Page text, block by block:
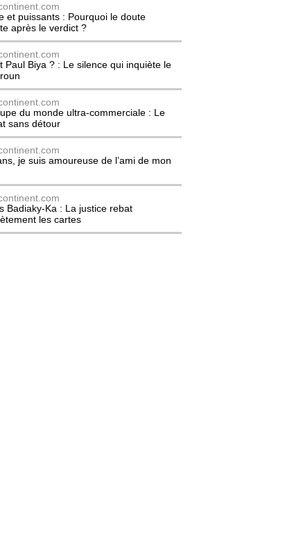
et puissants : Pourquoi le doute
après le verdict ?
Paul Biya ? : Le silence qui inquiète le
du monde ultra-commerciale : Le
sans détour
je suis amoureuse de l’ami de mon
Badiaky-Ka : La justice rebat
les cartes